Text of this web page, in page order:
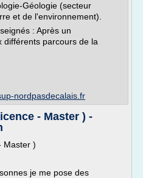
Géologie (secteur
et de l'environnement).
: Après un
différents parcours de la
nordpasdecalais.fr
- Master ) -
Master )
je me pose des